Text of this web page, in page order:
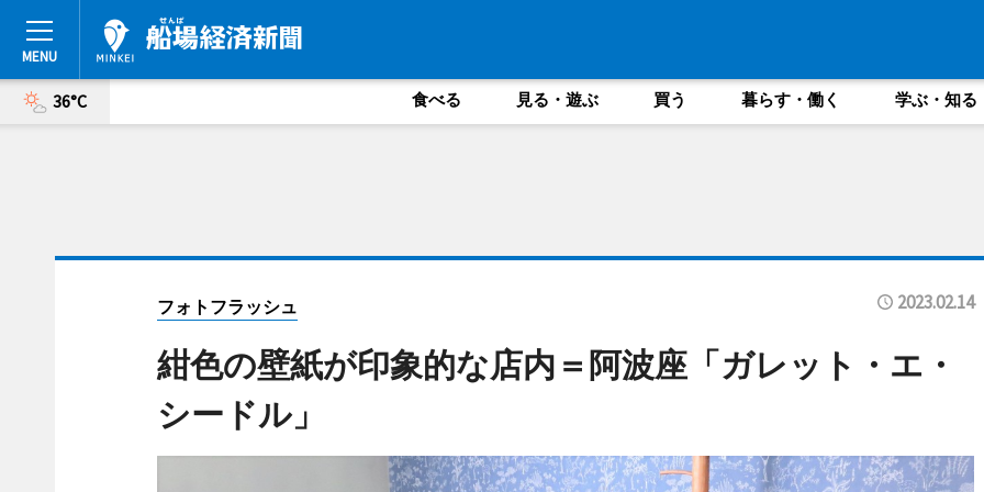
36°C 食べる 見る・遊ぶ 買う 暮らす・働く 学ぶ・知る
フォトフラッシュ 2023.02.14
紺色の壁紙が印象的な店内＝阿波座「ガレット・エ・
シードル」